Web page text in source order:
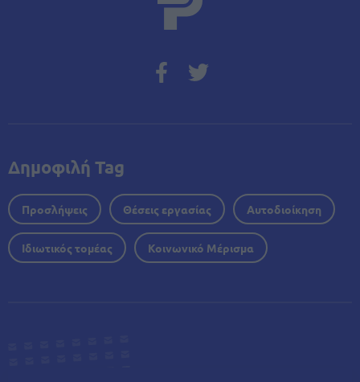
Δημοφιλή Tag
Προσλήψεις Θέσεις εργασίας Αυτοδιοίκηση
Ιδιωτικός τομέας Κοινωνικό Μέρισμα